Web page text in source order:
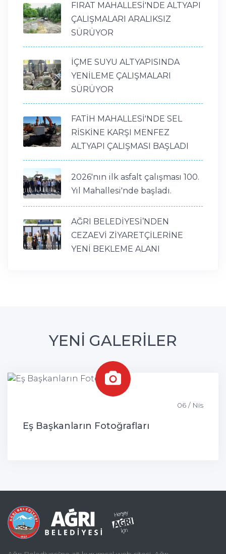
FIRAT MAHALLESİ'NDE ALTYAPI
ÇALIŞMALARI ARALIKSIZ
SÜRÜYOR
İÇME SUYU ALTYAPISINDA
YENİLEME ÇALIŞMALARI
SÜRÜYOR
FATİH MAHALLESİ'NDE SEL
RİSKİNE KARŞI MENFEZ
ALTYAPI ÇALIŞMASI BAŞLADI
2026'nın ilk asfalt çalışması 100.
Yıl Mahallesi'nde başladı.
AĞRI BELEDİYESİ’NDEN
CEZAEVİ ZİYARETÇİLERİNE
YENİ BEKLEME ALANI
YENİ GALERİLER
06 / Nis
Eş Başkanların Fotoğrafları